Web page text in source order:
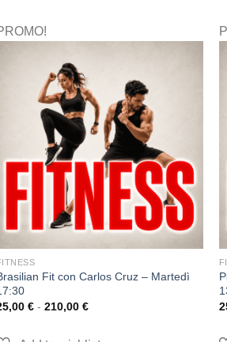
Fit con Carlos Cruz – Martedì
€ - 210,00 €